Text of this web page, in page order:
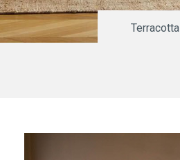
Terracotta